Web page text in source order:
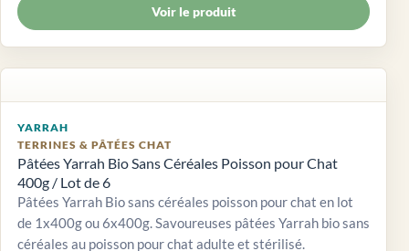
Voir le produit
YARRAH
TERRINES & PÂTÉES CHAT
Pâtées Yarrah Bio Sans Céréales Poisson pour Chat
400g / Lot de 6
Pâtées Yarrah Bio sans céréales poisson pour chat en lot
de 1x400g ou 6x400g. Savoureuses pâtées Yarrah bio sans
céréales au poisson pour chat adulte et stérilisé.